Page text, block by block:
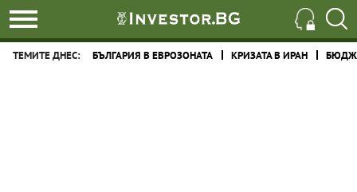
ТЕМИТЕ ДНЕС: БЪЛГАРИЯ В ЕВРОЗОНАТА КРИЗАТА В ИРАН